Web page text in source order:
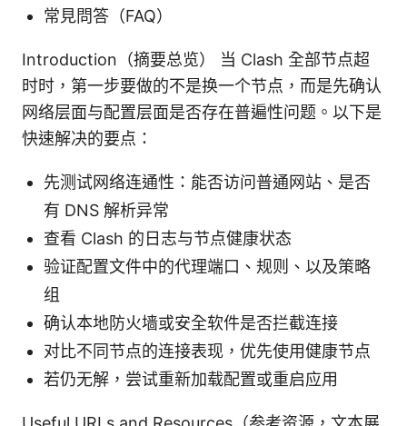
常見問答（FAQ）
Introduction（摘要总览） 当 Clash 全部节点超
时时，第一步要做的不是换一个节点，而是先确认
网络层面与配置层面是否存在普遍性问题。以下是
快速解决的要点：
先测试网络连通性：能否访问普通网站、是否
有 DNS 解析异常
查看 Clash 的日志与节点健康状态
验证配置文件中的代理端口、规则、以及策略
组
确认本地防火墙或安全软件是否拦截连接
对比不同节点的连接表现，优先使用健康节点
若仍无解，尝试重新加载配置或重启应用